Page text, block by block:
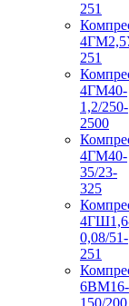
251
251
4ГМ40-
1,2/250-
2500
4ГМ40-
35/23-
325
0,08/51-
251
6ВМ16-
150/200